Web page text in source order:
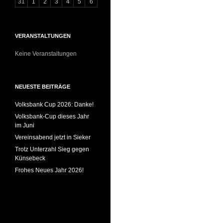
VERANSTALTUNGEN
Keine Veranstaltungen
NEUESTE BEITRÄGE
Volksbank Cup 2026: Danke!
Volksbank-Cup dieses Jahr
im Juni
Vereinsabend jetzt in Sieker
Trotz Unterzahl Sieg gegen
Künsebeck
Frohes Neues Jahr 2026!